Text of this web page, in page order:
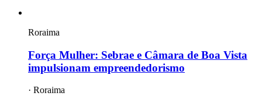
Roraima
Força Mulher: Sebrae e Câmara de Boa Vista
impulsionam empreendedorismo
· Roraima